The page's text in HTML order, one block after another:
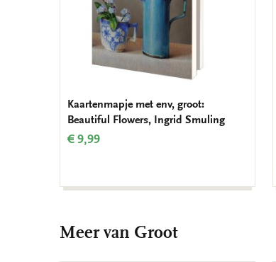
Kaartenmapje met env, groot:
Beautiful Flowers, Ingrid Smuling
€ 9,99
Meer van Groot